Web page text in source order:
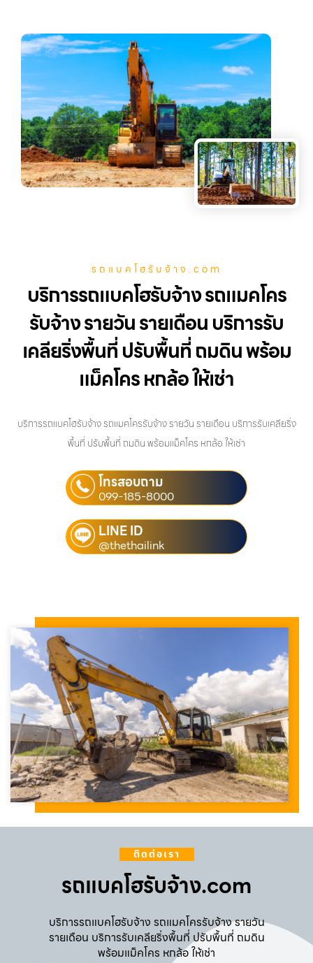
รถแบคโฮรับจ้าง.com
บริการรถแบคโฮรับจ้าง รถแมคโคร
รับจ้าง รายวัน รายเดือน บริการรับ
เคลียริ่งพื้นที่ ปรับพื้นที่ ถมดิน พร้อม
แม็คโคร หกล้อ ให้เช่า
บริการรถแบคโฮรับจ้าง รถแมคโครรับจ้าง รายวัน รายเดือน บริการรับเคลียริ่ง
พื้นที่ ปรับพื้นที่ ถมดิน พร้อมแม็คโคร หกล้อ ให้เช่า
โทรสอบถาม
099-185-8000
LINE ID
@thethailink
ติดต่อเรา
รถแบคโฮรับจ้าง.com
บริการรถแบคโฮรับจ้าง รถแมคโครรับจ้าง รายวัน
รายเดือน บริการรับเคลียริ่งพื้นที่ ปรับพื้นที่ ถมดิน
พร้อมแม็คโคร หกล้อ ให้เช่า